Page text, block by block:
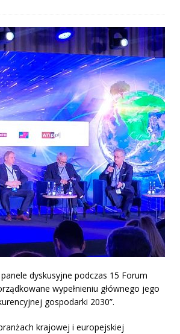
presji?
dyskusyjne podczas 15 Forum
wypełnieniu głównego jego
gospodarki 2030”.
krajowej i europejskiej